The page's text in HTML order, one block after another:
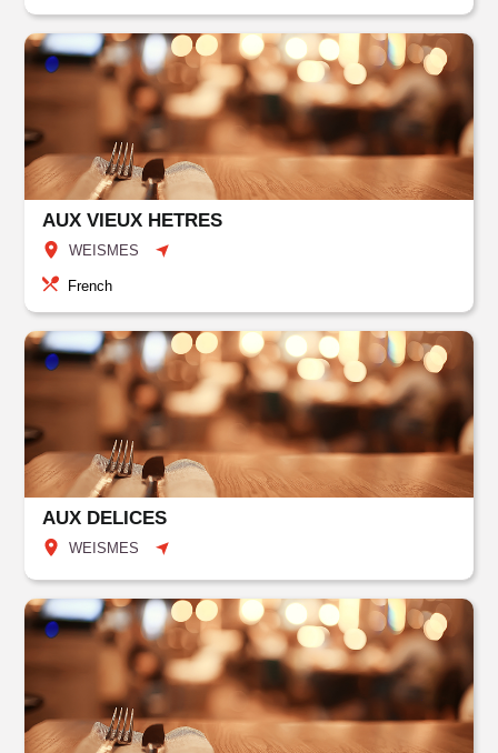
AUX VIEUX HETRES
WEISMES
French
AUX DELICES
WEISMES